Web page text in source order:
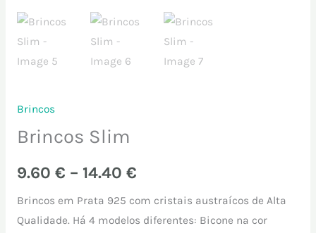
Brincos
Brincos Slim
9.60 € – 14.40 €
Brincos em Prata 925 com cristais austraícos de Alta
Qualidade. Há 4 modelos diferentes: Bicone na cor